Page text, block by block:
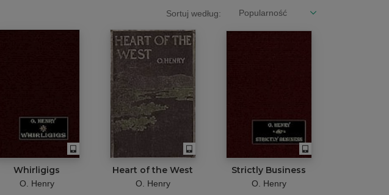
Sortuj według:
Whirligigs
O. Henry
Heart of the West
O. Henry
Strictly Business
O. Henry